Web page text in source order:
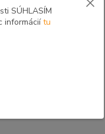
voliteľné zostavy
SÚHLASÍM
informáciítu